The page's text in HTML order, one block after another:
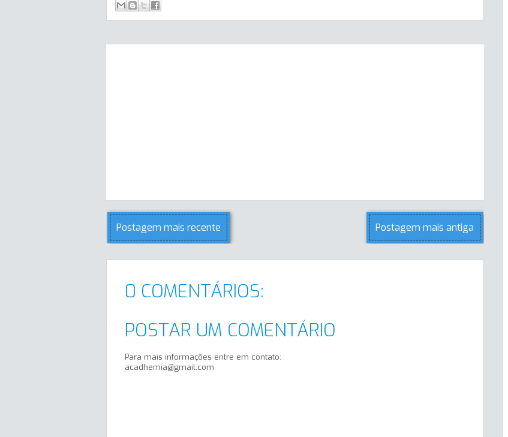
Postagem mais recente Postagem mais antiga
0 COMENTÁRIOS:
POSTAR UM COMENTÁRIO
Para mais informações entre em contato:
acadhemia@gmail.com